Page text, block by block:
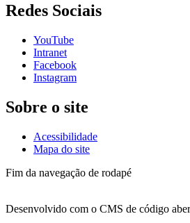
Redes Sociais
YouTube
Intranet
Facebook
Instagram
Sobre o site
Acessibilidade
Mapa do site
Fim da navegação de rodapé
Desenvolvido com o CMS de código